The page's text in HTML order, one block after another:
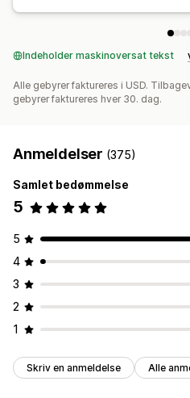
Indeholder maskinoversat tekst
Alle gebyrer faktureres i USD.
gebyrer faktureres hver 30. dag.
Anmeldelser (375)
Samlet bedømmelse
5
5
4
3
2
1
Skriv en anmeldelse Alle